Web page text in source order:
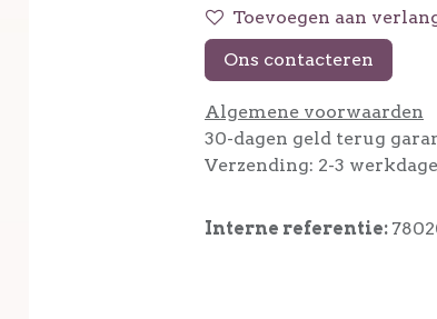
Toevoegen aan
Ons contacteren
Algemene voorwaarden
30-dagen geld terug
Verzending: 2-3
Interne referentie: